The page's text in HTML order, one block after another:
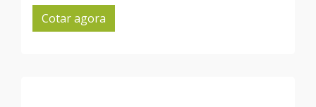
Cotar agora